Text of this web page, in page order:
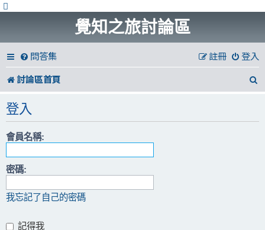
覺知之旅討論區
問答集 登入
註冊
討論區首頁
登入
會員名稱:
密碼:
我忘記了自己的密碼
記得我